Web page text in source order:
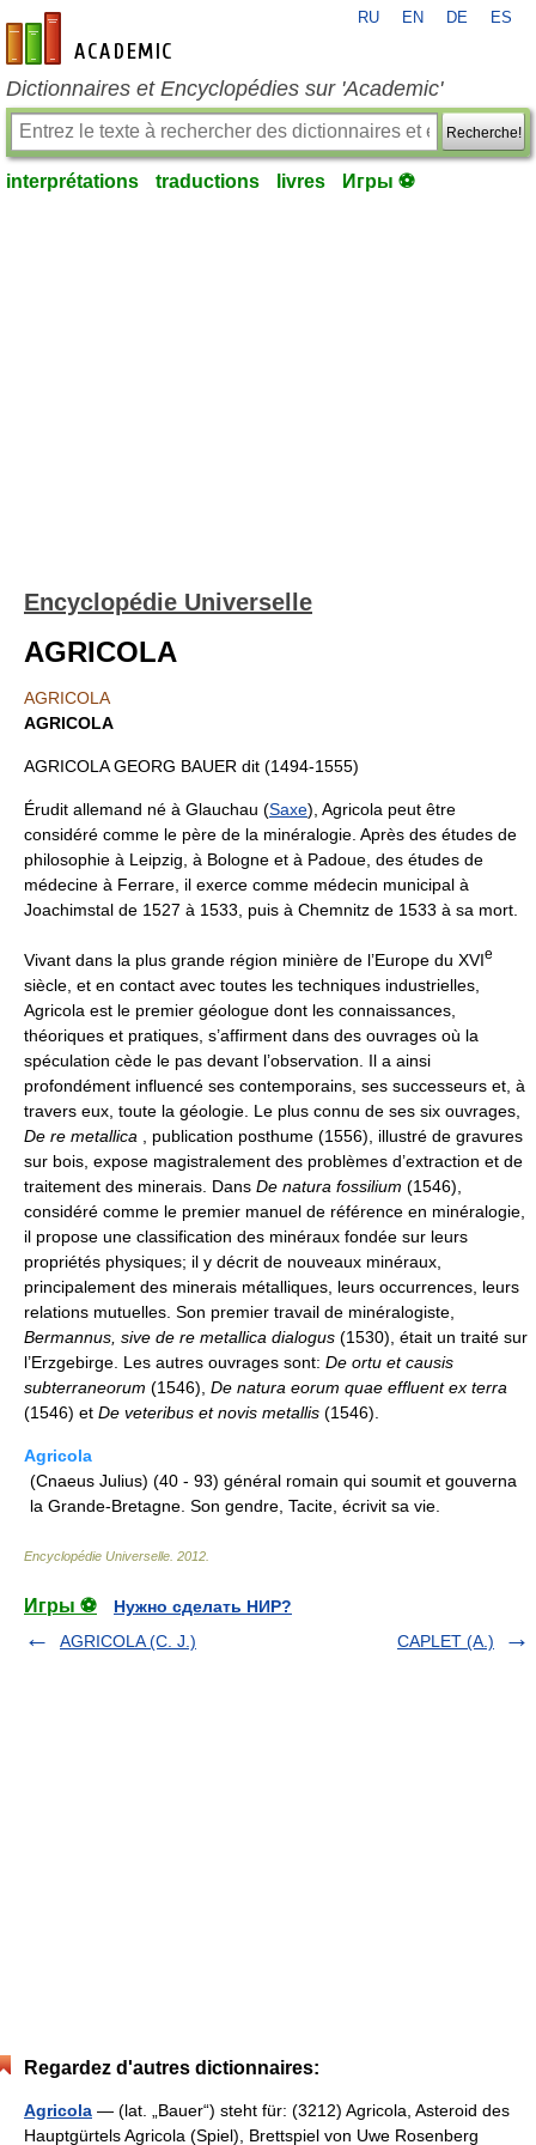
fr-academic.com
RU EN DE ES
Dictionnaires et Encyclopédies sur 'Academic'
Recherche!
interprétations traductions livres Игры ⚽
Encyclopédie Universelle
AGRICOLA
AGRICOLA
AGRICOLA
AGRICOLA GEORG BAUER dit (1494-1555)
Érudit allemand né à Glauchau (Saxe), Agricola peut être
considéré comme le père de la minéralogie. Après des études de
philosophie à Leipzig, à Bologne et à Padoue, des études de
médecine à Ferrare, il exerce comme médecin municipal à
Joachimstal de 1527 à 1533, puis à Chemnitz de 1533 à sa mort.
Vivant dans la plus grande région minière de l’Europe du XVIe
siècle, et en contact avec toutes les techniques industrielles,
Agricola est le premier géologue dont les connaissances,
théoriques et pratiques, s’affirment dans des ouvrages où la
spéculation cède le pas devant l’observation. Il a ainsi
profondément influencé ses contemporains, ses successeurs et, à
travers eux, toute la géologie. Le plus connu de ses six ouvrages,
De re metallica , publication posthume (1556), illustré de gravures
sur bois, expose magistralement des problèmes d’extraction et de
traitement des minerais. Dans De natura fossilium (1546),
considéré comme le premier manuel de référence en minéralogie,
il propose une classification des minéraux fondée sur leurs
propriétés physiques; il y décrit de nouveaux minéraux,
principalement des minerais métalliques, leurs occurrences, leurs
relations mutuelles. Son premier travail de minéralogiste,
Bermannus, sive de re metallica dialogus (1530), était un traité sur
l’Erzgebirge. Les autres ouvrages sont: De ortu et causis
subterraneorum (1546), De natura eorum quae effluent ex terra
(1546) et De veteribus et novis metallis (1546).
Agricola
(Cnaeus Julius) (40 - 93) général romain qui soumit et gouverna
la Grande-Bretagne. Son gendre, Tacite, écrivit sa vie.
Encyclopédie Universelle 2012
Игры ⚽
Нужно сделать НИР?
AGRICOLA (C. J.)
CAPLET (A.)
Regardez d'autres dictionnaires:
Agricola — (lat. „Bauer“) steht für: (3212) Agricola, Asteroid des
Hauptgürtels Agricola (Spiel), Brettspiel von Uwe Rosenberg